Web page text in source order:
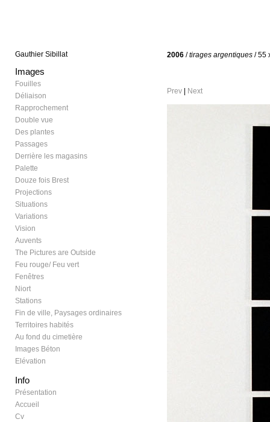
Gauthier Sibillat
Images
Fouilles
Déliaison
Rapprochement
Double vue
Des plantes
Passages
Derrière les magasins
Palette
Douze fois Brest
Projections
Situations
Variations
Vision
Auvents
The Pictures are Outside
Feu rouge/ Feu vert
Fenêtres
Niort
Stations
Fin de ville, Paysages ordinaires
Territoires habités
Au fond du cimetière
Images Béton
Elévation
Info
Présentation
Accueil
Cv
2006 /tirages argentiques / 55
Prev Next